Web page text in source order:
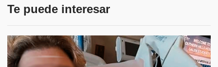
Te puede interesar